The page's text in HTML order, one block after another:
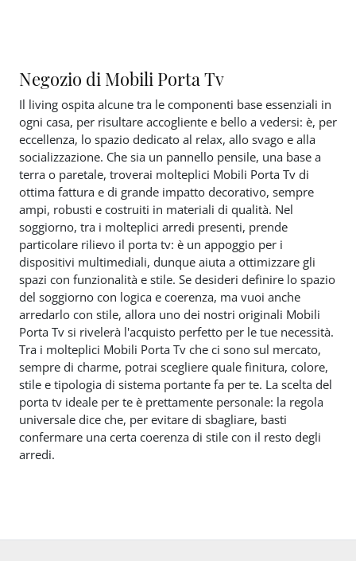
Negozio di Mobili Porta Tv
Il living ospita alcune tra le componenti base essenziali in
ogni casa, per risultare accogliente e bello a vedersi: è, per
eccellenza, lo spazio dedicato al relax, allo svago e alla
socializzazione. Che sia un pannello pensile, una base a
terra o paretale, troverai molteplici Mobili Porta Tv di
ottima fattura e di grande impatto decorativo, sempre
ampi, robusti e costruiti in materiali di qualità. Nel
soggiorno, tra i molteplici arredi presenti, prende
particolare rilievo il porta tv: è un appoggio per i
dispositivi multimediali, dunque aiuta a ottimizzare gli
spazi con funzionalità e stile. Se desideri definire lo spazio
del soggiorno con logica e coerenza, ma vuoi anche
arredarlo con stile, allora uno dei nostri originali Mobili
Porta Tv si rivelerà l'acquisto perfetto per le tue necessità.
Tra i molteplici Mobili Porta Tv che ci sono sul mercato,
sempre di charme, potrai scegliere quale finitura, colore,
stile e tipologia di sistema portante fa per te. La scelta del
porta tv ideale per te è prettamente personale: la regola
universale dice che, per evitare di sbagliare, basti
confermare una certa coerenza di stile con il resto degli
arredi.